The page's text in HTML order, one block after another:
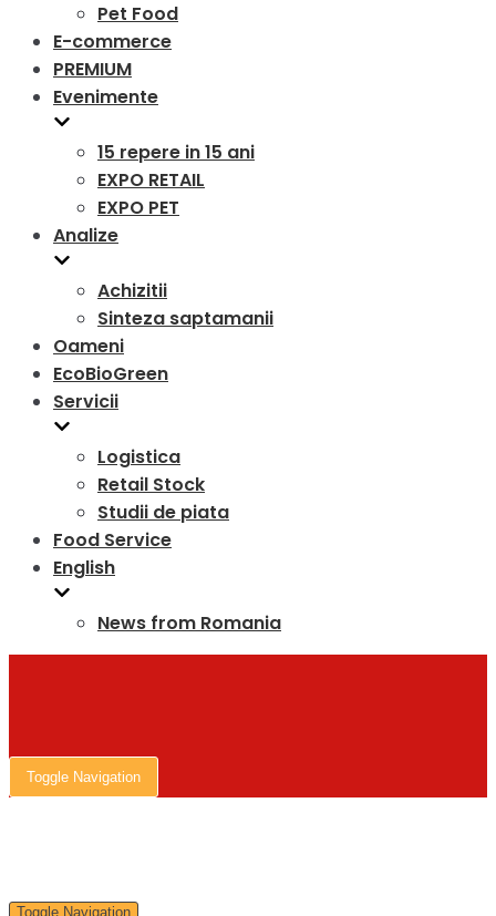
Pet Food
E-commerce
PREMIUM
Evenimente
15 repere in 15 ani
EXPO RETAIL
EXPO PET
Analize
Achizitii
Sinteza saptamanii
Oameni
EcoBioGreen
Servicii
Logistica
Retail Stock
Studii de piata
Food Service
English
News from Romania
Toggle Navigation
Toggle Navigation